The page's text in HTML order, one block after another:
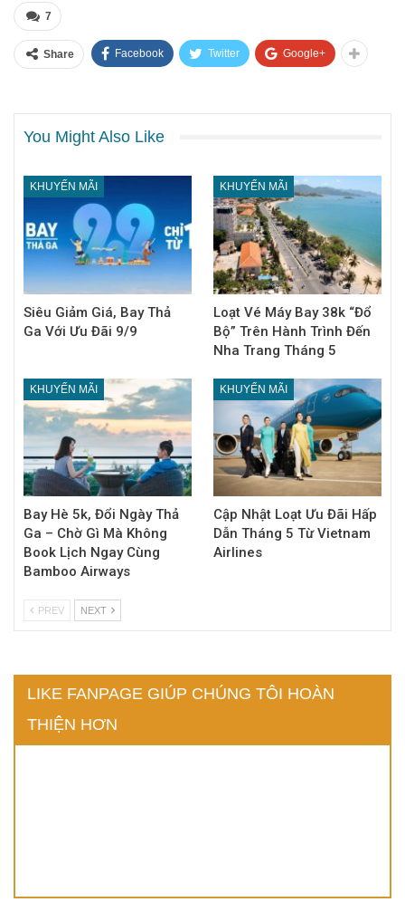
7
Share Facebook Twitter Google+
You Might Also Like
KHUYẾN MÃI
Siêu Giảm Giá, Bay Thả
Ga Với Ưu Đãi 9/9
KHUYẾN MÃI
Loạt Vé Máy Bay 38k “Đổ
Bộ” Trên Hành Trình Đến
Nha Trang Tháng 5
KHUYẾN MÃI
Bay Hè 5k, Đổi Ngày Thả
Ga – Chờ Gì Mà Không
Book Lịch Ngay Cùng
Bamboo Airways
KHUYẾN MÃI
Cập Nhật Loạt Ưu Đãi Hấp
Dẫn Tháng 5 Từ Vietnam
Airlines
PREV NEXT
LIKE FANPAGE GIÚP CHÚNG TÔI HOÀN
THIỆN HƠN